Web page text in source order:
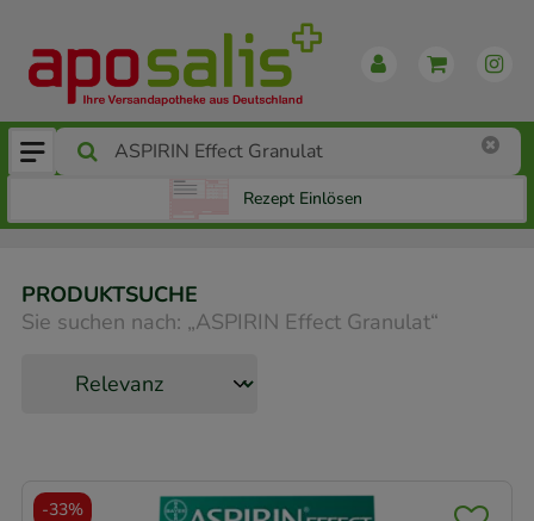
Rezept Einlösen
PRODUKTSUCHE
Sie suchen nach: „ASPIRIN Effect Granulat“
-33%